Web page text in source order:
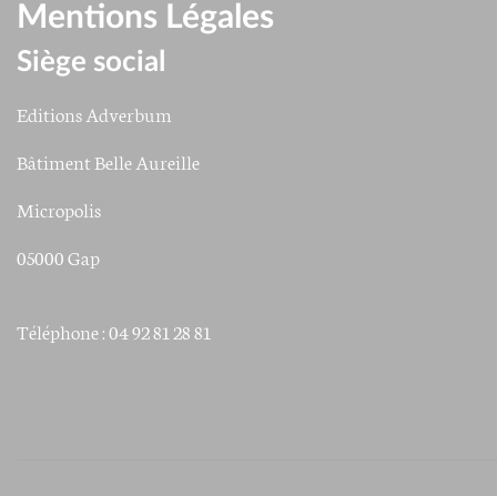
Mentions Légales
Siège social
Editions Adverbum
Bâtiment Belle Aureille
Micropolis
05000 Gap
Téléphone : 04 92 81 28 81